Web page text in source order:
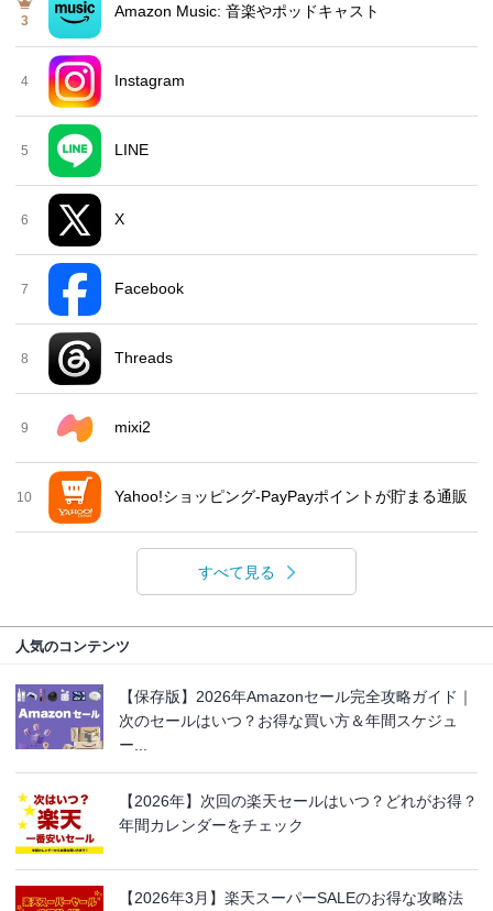
3
Amazon Music: 音楽やポッドキャスト
4 Instagram
5 LINE
6 X
7 Facebook
8 Threads
9 mixi2
10 Yahoo!ショッピング-PayPayポイントが貯まる通販
すべて見る
人気のコンテンツ
【保存版】2026年Amazonセール完全攻略ガイド｜
次のセールはいつ？お得な買い方＆年間スケジュ
ー...
【2026年】次回の楽天セールはいつ？どれがお得？
年間カレンダーをチェック
【2026年3月】楽天スーパーSALEのお得な攻略法